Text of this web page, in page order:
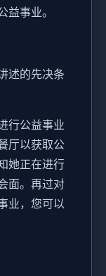
事业。
述的先决条
行公益事业
厅以获取公
她正在进行
面。再过对
业，您可以